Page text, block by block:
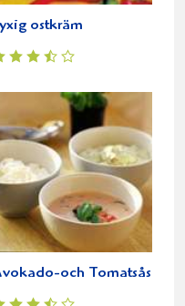
ostkräm
och Tomatsås